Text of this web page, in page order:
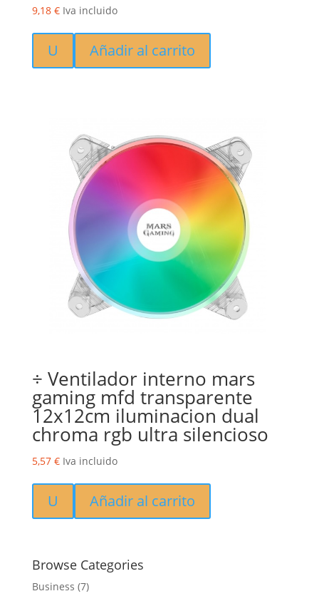
9,18 € Iva incluido
U Añadir al carrito
÷ Ventilador interno mars
gaming mfd transparente
12x12cm iluminacion dual
chroma rgb ultra silencioso
5,57 € Iva incluido
U Añadir al carrito
Browse Categories
Business (7)